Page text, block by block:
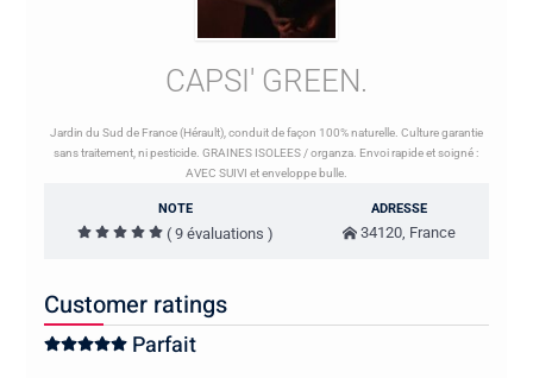
CAPSI' GREEN.
Jardin du Sud de France (Hérault), conduit de façon 100% naturelle. Culture garantie
sans traitement, ni pesticide. GRAINES ISOLEES / organza. Envoi rapide et soigné :
AVEC SUIVI et enveloppe bulle.
NOTE
( 9 évaluations )
ADRESSE
34120, France
Customer ratings
Parfait